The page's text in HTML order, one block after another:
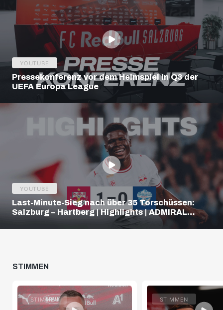
YOUTUBE
Pressekonferenz vor dem Heimspiel in Q3 der
UEFA Europa League
YOUTUBE
Last-Minute-Sieg nach über 35 Torschüssen:
Salzburg – Hartberg | Highlights | ADMIRAL
STIMMEN
STIMMEN STIMMEN